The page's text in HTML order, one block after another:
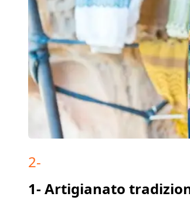
2-
1- Artigianato